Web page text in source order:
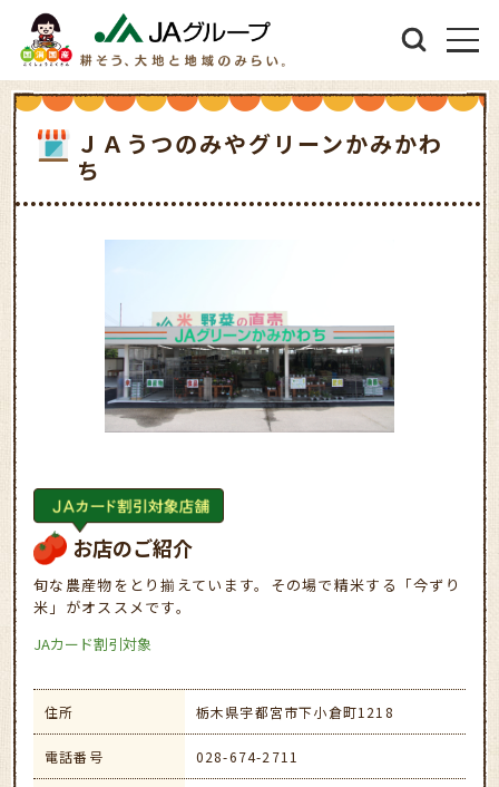
ＪＡうつのみやグリーンかみかわ
ち
お店のご紹介
旬な農産物をとり揃えています。その場で精米する「今ずり
米」がオススメです。
JAカード割引対象
住所 栃木県宇都宮市下小倉町1218
電話番号 028-674-2711